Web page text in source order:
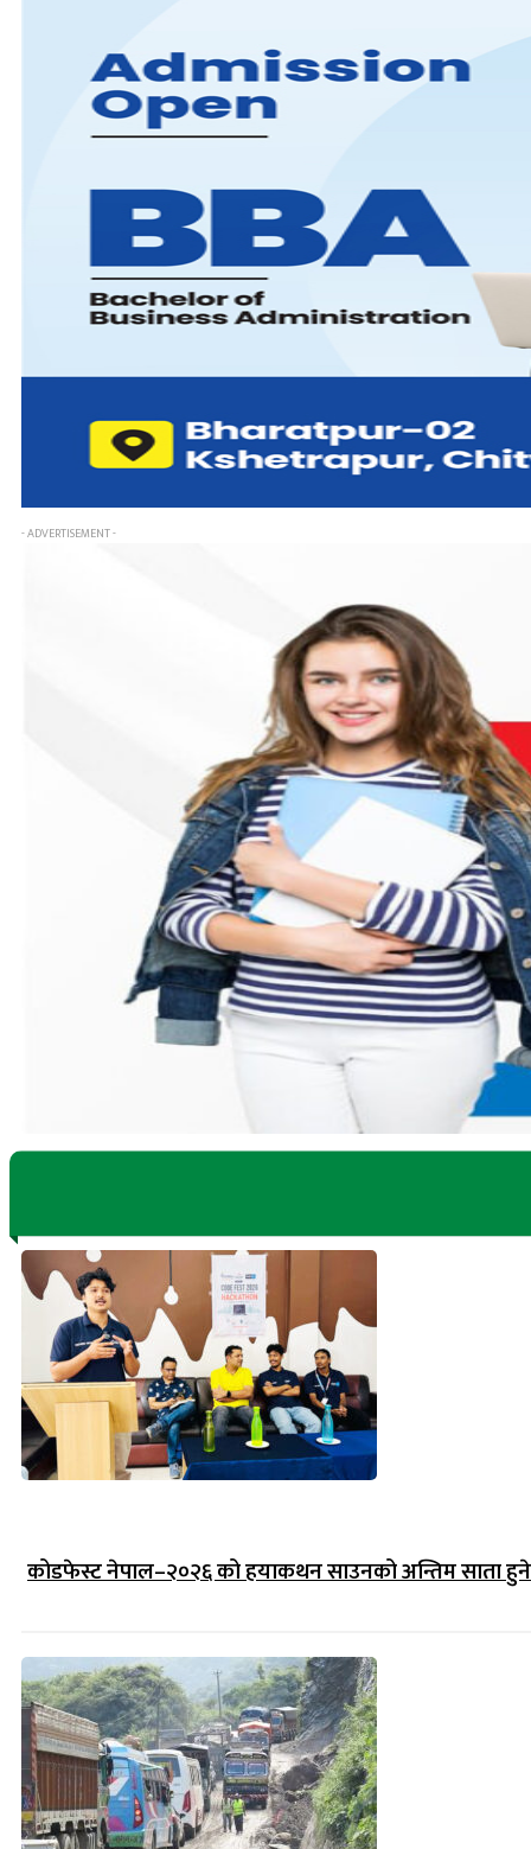
- ADVERTISEMENT -
कोडफेस्ट नेपाल–२०२६ को हयाकथन साउनको अन्तिम साता हुने